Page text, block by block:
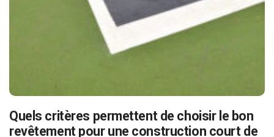
Quels critères permettent de choisir le bon
revêtement pour une construction court de